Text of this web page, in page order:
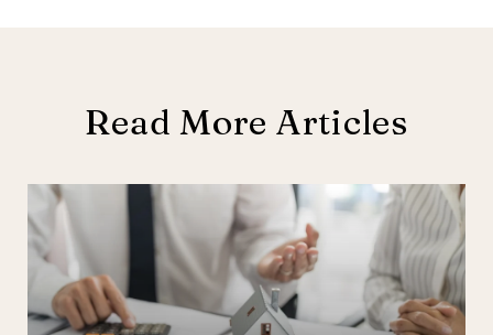
Read More Articles